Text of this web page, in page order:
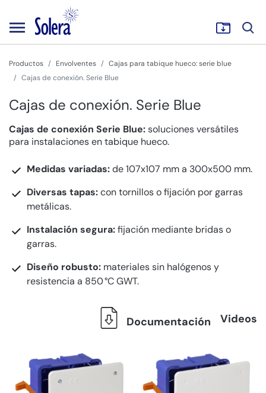
Productos Envolventes
Cajas para tabique hueco: serie blue
Cajas de conexión. Serie Blue
Cajas de conexión. Serie Blue
Cajas de conexión Serie Blue:soluciones versátiles
para instalaciones en tabique hueco.
Medidas variadas:de 107x107 mm a 300x500 mm.
Diversas tapas:con tornillos o fijación por garras
metálicas.
Instalación segura:fijación mediante bridas o
garras.
Diseño robusto: materiales sin halógenos y
resistencia a 850 °C GWT.
Documentación Videos